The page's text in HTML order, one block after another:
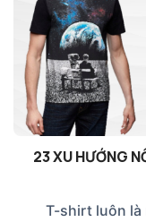
23 XU HƯỚNG
T-shirt luôn